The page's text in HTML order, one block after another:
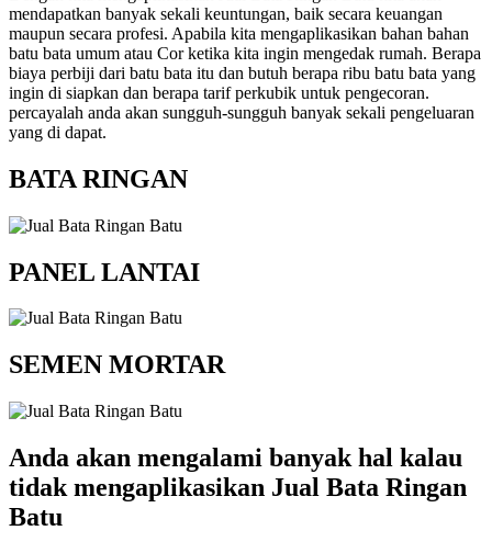
mendapatkan banyak sekali keuntungan, baik secara keuangan
maupun secara profesi. Apabila kita mengaplikasikan bahan bahan
batu bata umum atau Cor ketika kita ingin mengedak rumah. Berapa
biaya perbiji dari batu bata itu dan butuh berapa ribu batu bata yang
ingin di siapkan dan berapa tarif perkubik untuk pengecoran.
percayalah anda akan sungguh-sungguh banyak sekali pengeluaran
yang di dapat.
BATA RINGAN
PANEL LANTAI
SEMEN MORTAR
Anda akan mengalami banyak hal kalau
tidak mengaplikasikan Jual Bata Ringan
Batu